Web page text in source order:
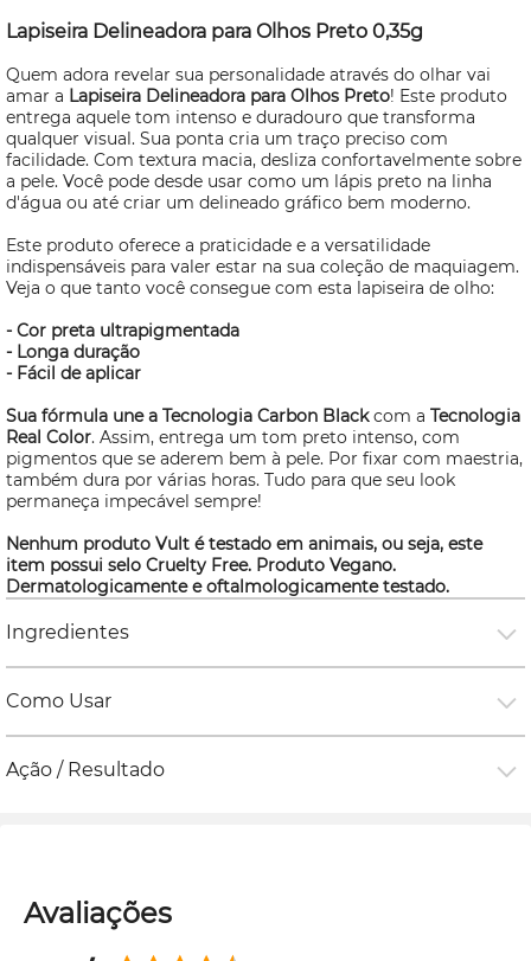
Lapiseira Delineadora para Olhos Preto 0,35g
Quem adora revelar sua personalidade através do olhar vai
amar a Lapiseira Delineadora para Olhos Preto! Este produto
entrega aquele tom intenso e duradouro que transforma
qualquer visual. Sua ponta cria um traço preciso com
facilidade. Com textura macia, desliza confortavelmente sobre
a pele. Você pode desde usar como um lápis preto na linha
d'água ou até criar um delineado gráfico bem moderno.
Este produto oferece a praticidade e a versatilidade
indispensáveis para valer estar na sua coleção de maquiagem.
Veja o que tanto você consegue com esta lapiseira de olho:
- Cor preta ultrapigmentada
- Longa duração
- Fácil de aplicar
Sua fórmula une a Tecnologia Carbon Blackcom a Tecnologia
Real Color. Assim, entrega um tom preto intenso, com
pigmentos que se aderem bem à pele. Por fixar com maestria,
também dura por várias horas. Tudo para que seu look
permaneça impecável sempre!
Nenhum produto Vult é testado em animais, ou seja, este
item possui selo Cruelty Free. Produto Vegano.
Dermatologicamente e oftalmologicamente testado.
Ingredientes
Como Usar
Ação / Resultado
Avaliações